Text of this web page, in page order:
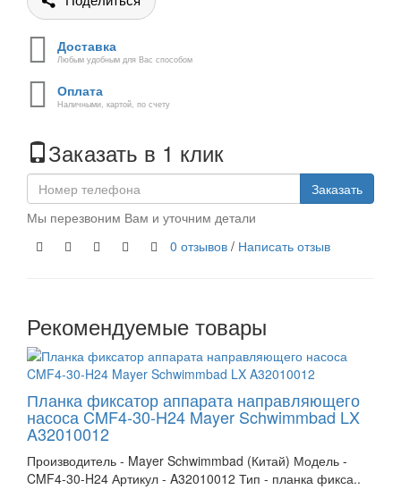
Доставка
Любым удобным для Вас способом
Оплата
Наличными, картой, по счету
Заказать в 1 клик
Заказать
Мы перезвоним Вам и уточним детали
0 отзывов / Написать отзыв
Рекомендуемые товары
Планка фиксатор аппарата направляющего
насоса CMF4-30-H24 Mayer Schwimmbad LX
A32010012
Производитель - Mayer Schwimmbad (Китай) Модель -
CMF4-30-H24 Артикул - A32010012 Тип - планка фикса..